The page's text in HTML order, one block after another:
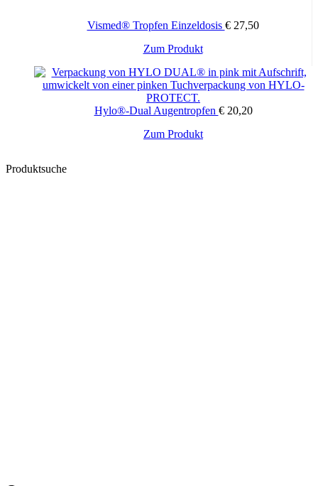
Vismed® Tropfen Einzeldosis €27,50
Zum Produkt
Hylo®-Dual Augentropfen €20,20
Zum Produkt
Produktsuche